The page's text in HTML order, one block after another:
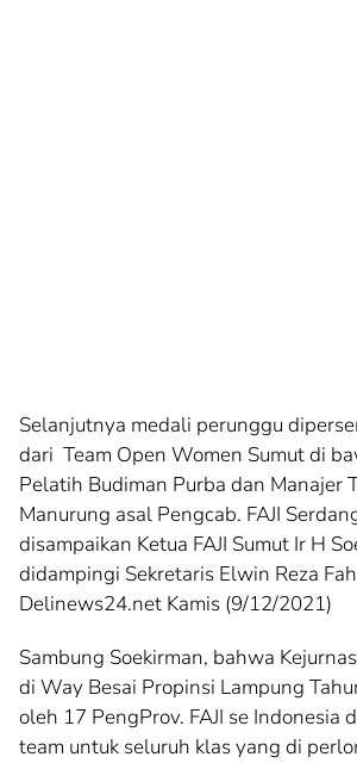
Selanjutnya medali perunggu
dari Team Open Women Sumut di
Pelatih Budiman Purba dan Manajer
Manurung asal Pengcab. FAJI
disampaikan Ketua FAJI Sumut Ir H
didampingi Sekretaris Elwin Reza
Delinews24.net Kamis (9/12/2021)
Sambung Soekirman, bahwa
di Way Besai Propinsi Lampung
oleh 17 PengProv. FAJI se Indonesia
team untuk seluruh klas yang di